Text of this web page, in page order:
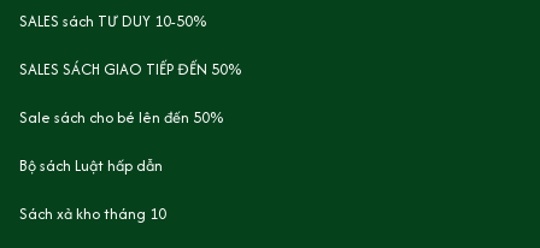
SALES sách TƯ DUY 10-50%
SALES SÁCH GIAO TIẾP ĐẾN 50%
Sale sách cho bé lên đến 50%
Bộ sách Luật hấp dẫn
Sách xả kho tháng 10